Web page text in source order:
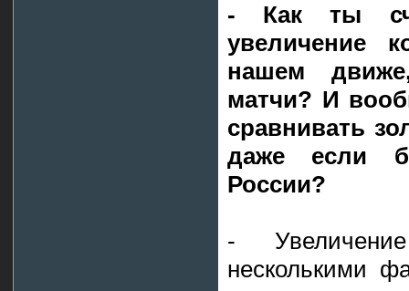
- Как ты
увеличение
нашем
матчи? И
сравнивать
даже если
России?
-
несколькими